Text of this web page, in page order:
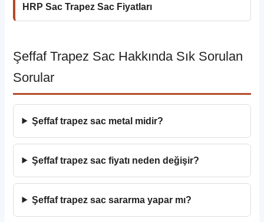
HRP Sac Trapez Sac Fiyatları
Şeffaf Trapez Sac Hakkında Sık Sorulan
Sorular
Şeffaf trapez sac metal midir?
Şeffaf trapez sac fiyatı neden değişir?
Şeffaf trapez sac sararma yapar mı?